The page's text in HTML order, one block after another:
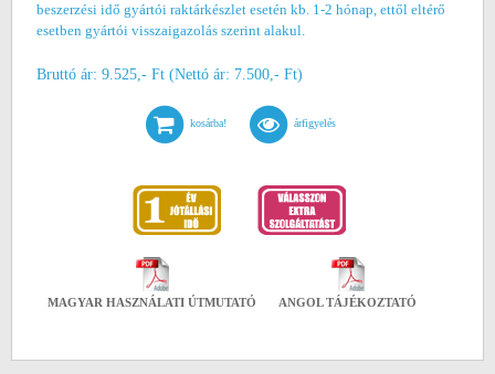
beszerzési idő gyártói raktárkészlet esetén kb. 1-2 hónap, ettől eltérő
esetben gyártói visszaigazolás szerint alakul.
Bruttó ár: 9.525,- Ft (Nettó ár: 7.500,- Ft)
kosárba! árfigyelés
MAGYAR HASZNÁLATI ÚTMUTATÓ ANGOL TÁJÉKOZTATÓ